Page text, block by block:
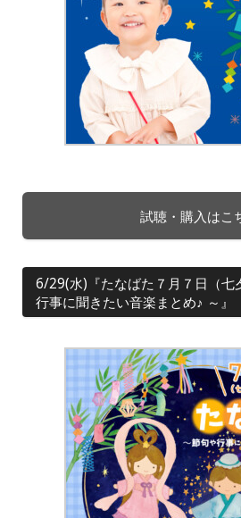
試聴・購入はこ
6/29(水)『たなばた７月７日（七
行事に聞きたい音楽まとめ♪ ～』